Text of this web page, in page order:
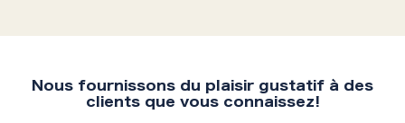
Nous fournissons du plaisir gustatif à des
clients que vous connaissez!